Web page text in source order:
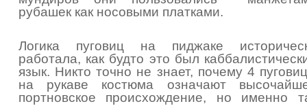
рубашек как носовыми платками.
Логика пуговиц на пиджаке
работала, как будто это был
язык. Никто точно не знает, почему 4
на рукаве костюма означают
портновское происхождение, но именно